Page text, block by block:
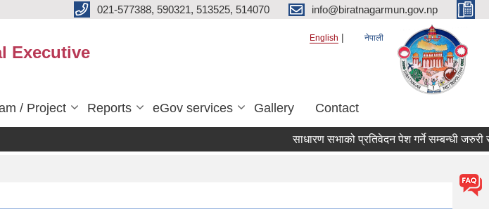
021-577388, 590321, 513525, 514070 info@biratnagarmun.gov.np
Executive
English नेपाली
/ Project Reports eGov services Gallery Contact
साधारण सभाको प्रतिवेदन पेश गर्ने सम्बन्धी जरुरी